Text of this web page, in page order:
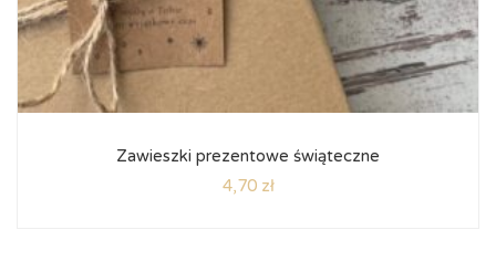
Zawieszki prezentowe świąteczne
4,70 zł